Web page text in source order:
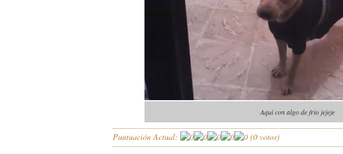
Aqui con algo de frio jejeje
Puntuación Actual: (0 votos)